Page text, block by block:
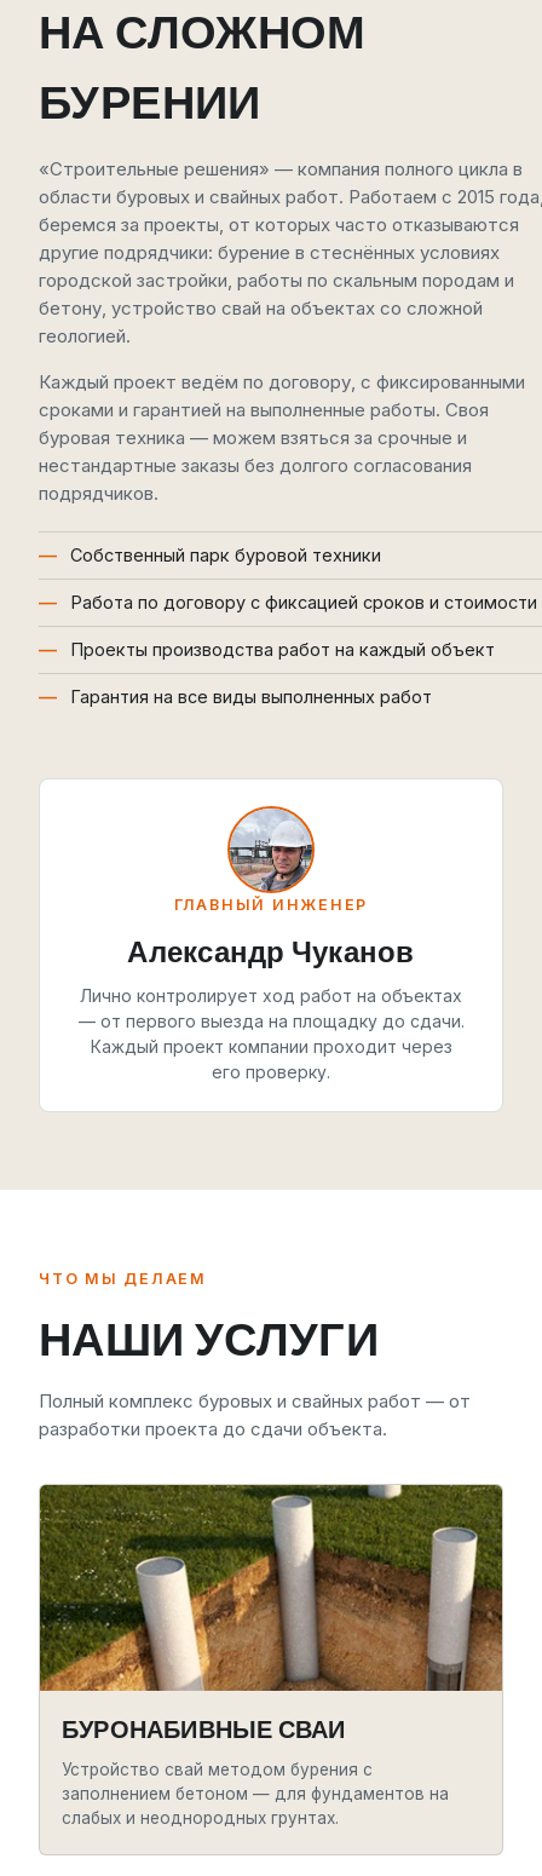
НА СЛОЖНОМ
БУРЕНИИ
«Строительные решения» — компания полного цикла в
области буровых и свайных работ. Работаем с 2015
беремся за проекты, от которых часто отказываются
другие подрядчики: бурение в стеснённых условиях
городской застройки, работы по скальным породам и
бетону, устройство свай на объектах со сложной
геологией.
Каждый проект ведём по договору, с фиксированными
сроками и гарантией на выполненные работы. Своя
буровая техника — можем взяться за срочные и
нестандартные заказы без долгого согласования
подрядчиков.
Собственный парк буровой техники
Работа по договору с фиксацией сроков и стоимости
Проекты производства работ на каждый объект
Гарантия на все виды выполненных работ
ГЛАВНЫЙ ИНЖЕНЕР
Александр Чуканов
Лично контролирует ход работ на объектах
— от первого выезда на площадку до сдачи.
Каждый проект компании проходит через
его проверку.
ЧТО МЫ ДЕЛАЕМ
НАШИ УСЛУГИ
Полный комплекс буровых и свайных работ — от
разработки проекта до сдачи объекта.
БУРОНАБИВНЫЕ СВАИ
Устройство свай методом бурения с
заполнением бетоном — для фундаментов на
слабых и неоднородных грунтах.